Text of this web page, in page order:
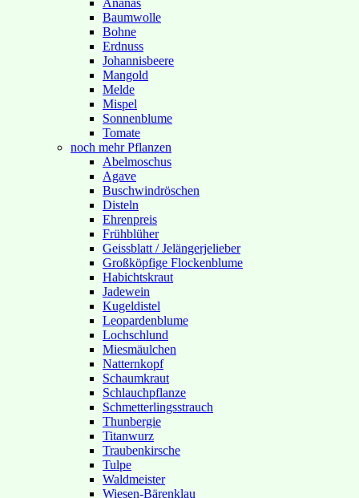
Ananas
Baumwolle
Bohne
Erdnuss
Johannisbeere
Mangold
Melde
Mispel
Sonnenblume
Tomate
noch mehr Pflanzen
Abelmoschus
Agave
Buschwindröschen
Disteln
Ehrenpreis
Frühblüher
Geissblatt / Jelängerjelieber
Großköpfige Flockenblume
Habichtskraut
Jadewein
Kugeldistel
Leopardenblume
Lochschlund
Miesmäulchen
Natternkopf
Schaumkraut
Schlauchpflanze
Schmetterlingsstrauch
Thunbergie
Titanwurz
Traubenkirsche
Tulpe
Waldmeister
Wiesen-Bärenklau